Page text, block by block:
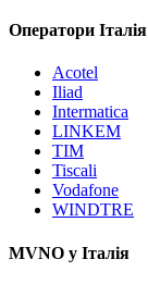
Оператори Італія
Acotel
Iliad
Intermatica
LINKEM
TIM
Tiscali
Vodafone
WINDTRE
MVNO у Італія